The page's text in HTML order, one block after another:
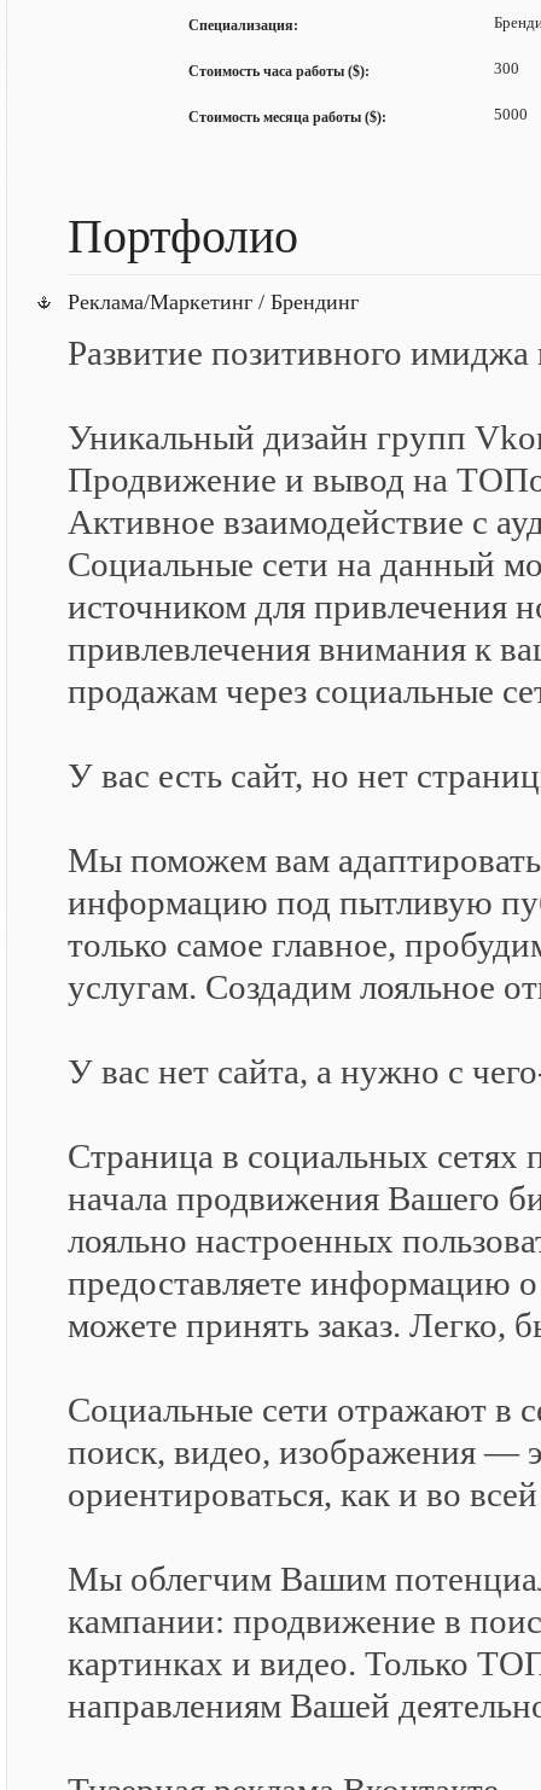
Специализация:
Стоимость часа работы ($): 300
Стоимость месяца работы ($): 5000
Портфолио
Реклама/Маркетинг / Брендинг
Развитие позитивного
Уникальный дизайн групп
Продвижение и вывод на
Активное взаимодействие с
Социальные сети на данный
источником для привлечения
привлевлечения внимания к
продажам через социальные
У вас есть сайт, но нет
Мы поможем вам
информацию под пытливую
только самое главное,
услугам. Создадим лояльное
У вас нет сайта, а нужно с
Страница в социальных
начала продвижения Вашего
лояльно настроенных
предоставляете информацию
можете принять заказ. Легко,
Социальные сети отражают в
поиск, видео, изображения —
ориентироваться, как и во
Мы облегчим Вашим
кампании: продвижение в
картинках и видео. Только
направлениям Вашей